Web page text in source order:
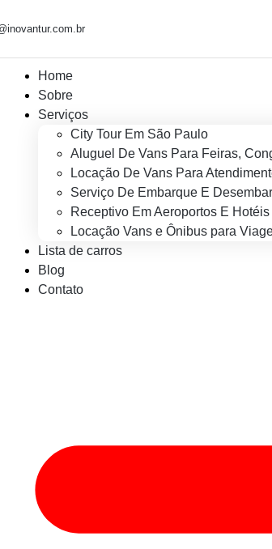
Home
Sobre
Serviços
City Tour Em São Paulo
Aluguel De Vans Para Feiras,
Locação De Vans Para
Serviço De Embarque E
Receptivo Em Aeroportos E
Locação Vans e Ônibus para
Lista de carros
Blog
Contato